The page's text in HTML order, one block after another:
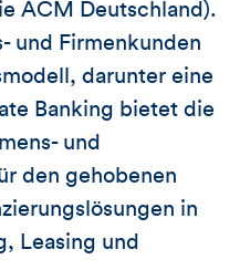
ACM Deutschland).
und Firmenkunden
darunter eine
Banking bietet die
und
den gehobenen
in
Leasing und